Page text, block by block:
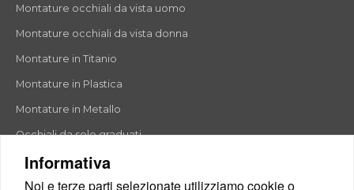
Informativa
Noi e terze parti selezionate utilizziamo cookie o
Montature occhiali da vista uomo
Montature occhiali da vista donna
Montature in Titanio
Montature in Plastica
Montature in Metallo
Occhiali da sole graduati